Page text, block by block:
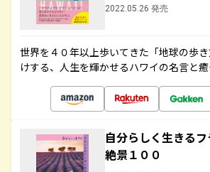
2022.05.26 発売
世界を４０年以上歩いてきた「地球の歩
けする、人生を輝かせるハワイの名言と
自分らしく生きる
絶景１００